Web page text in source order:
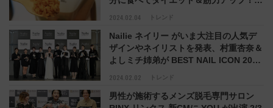
2024.02.04 トレンド
チェック
2024.02.02 トレンド
Nailie ネイリー がいま大注目の人気デ
ザインやネイリストを発表、村重杏奈＆
よしミチ姉弟が BEST NAIL ICON 2024
男性が施術するメンズ脱毛専門サロン